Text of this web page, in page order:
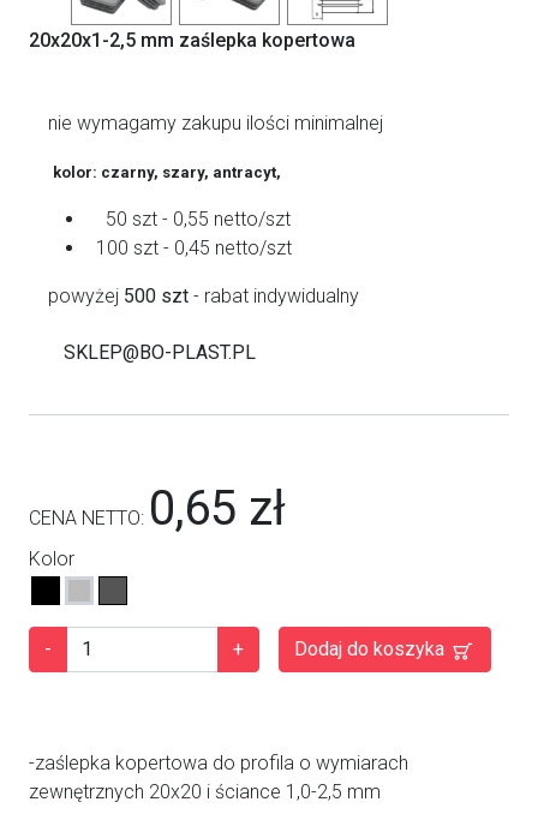
20x20x1-2,5 mm zaślepka kopertowa
nie wymagamy zakupu ilości minimalnej
kolor: czarny, szary, antracyt,
50 szt - 0,55 netto/szt
100 szt - 0,45 netto/szt
powyżej 500 szt - rabat indywidualny
SKLEP@BO-PLAST.PL
CENA NETTO: 0,65 zł
Kolor
- + Dodaj do koszyka
-zaślepka kopertowa do profila o wymiarach
zewnętrznych 20x20 i ściance 1,0-2,5 mm